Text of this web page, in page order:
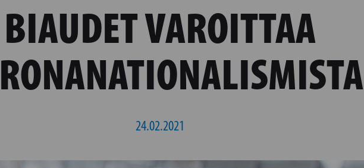
BIAUDET VAROITTAA
24.02.2021